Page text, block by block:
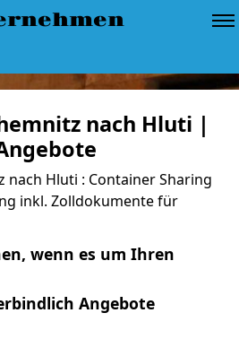
nach Hluti |
nach Hluti : Container Sharing
inkl. Zolldokumente für
wenn es um Ihren
Angebote